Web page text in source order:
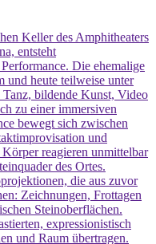
Keller des Amphitheaters
entsteht
Die ehemalige
und heute teilweise unter
bildende Kunst, Video
zu einer immersiven
bewegt sich zwischen
und
reagieren unmittelbar
des Ortes.
die aus zuvor
Zeichnungen, Frottagen
Steinoberflächen.
expressionistisch
und Raum übertragen.